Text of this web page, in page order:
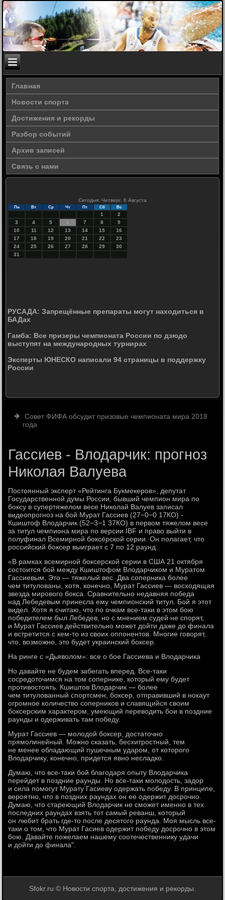
Главная
Новости спорта
Достижения и рекорды
Разбор событий
Архив записей
Связь с нами
Сегодня: Четверг, 6 Августа
Пн Вт Ср Чт Пт Сб Вс
1
2
3
4 5 6 7 8
9
10
11 12 13 14 15
16
17
18 19 20 21 22
23
24
25 26 27 28 29
30
31
РУСАДА: Запрещённые препараты могут находиться в
БАДах
Гамба: Все призеры чемпионата России по дзюдо
выступят на международных турнирах
Эксперты ЮНЕСКО написали 94 страницы в поддержку
России
Совет ФИФА обсудит призовые чемпионата мира 2018
года
Гассиев - Влодарчик: прогноз
Николая Валуева
Постоянный эксперт «Рейтинга Букмекеров», депутат
Государственной думы России, бывший чемпион мира по
боксу в супертяжелом весе Николай Валуев записал
видеопрогноз на бой Мурат Гассиев (27−0−0 17КО) -
Кшиштоф Влодарчик (52−3−1 37КО) в первом тяжелом весе
за титул чемпиона мира по версии IBF и право выйти в
полуфинал Всемирной боксёрской серии. Он полагает, что
российский боксер выиграет с 7 по 12 раунд.
«В рамках всемирной боксерской серии в США 21 октября
состоится бой между Кшиштофом Влодарчиком и Муратом
Гассиевым. Это — тяжелый вес. Два соперника более
чем титулованы, хотя, конечно, Мурат Гассиев — восходящая
звезда мирового бокса. Сравнительно недавняя победа
над Лебедевым принесла ему чемпионский титул. Бой я этот
видел. Хотя я считаю, что по очкам все-таки в этом бою
победителем был Лебедев, но с мнением судей не спорят,
и Мурат Гассиев действительно может дойти даже до финала
и встретится с кем-то из своих оппонентов. Многие говорят,
что, возможно, это будет украинский боксер.
На ринге с «Дьяволом»: все о бое Гассиева и Влодарчика
Но давайте не будем забегать вперед. Все-таки
сосредоточимся на том сопернике, который ему будет
противостоять. Кшиштов Влодарчик — более
чем титулованный спортсмен, боксер, отправивший в нокаут
огромное количество соперников и славящийся своим
боксерским характером, умеющий переводить бои в поздние
раунды и одерживать там победу.
Мурат Гассиев — молодой боксер, достаточно
прямолинейный. Можно сказать, бесхитростный, тем
не менее обладающий пушечным ударом, от которого
Влодарчику, конечно, придется явно несладко.
Думаю, что все-таки бой благодаря опыту Влодарчика
перейдет в поздние раунды. Но все-таки молодость, задор
и сила помогут Мурату Гасиеву одержать победу. В принципе,
вероятно, что в поздних раундах он ее одержит досрочно.
Думаю, что стареющий Влодарчик не сможет именно в тех
последних раундах взять тот самый реванш, который
он любит брать где-то после десятого раунда. Моя мысль все-
таки о том, что Мурат Гасиев одержит победу досрочно в этом
бою. Давайте пожелаем нашему соотечественнику удачи
и дойти до финала".
Sfokr.ru © Новости спорта, достижения и рекорды.